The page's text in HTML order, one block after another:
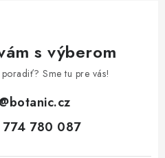
s výberom
Sme tu pre vás!
@botanic.cz
780 087